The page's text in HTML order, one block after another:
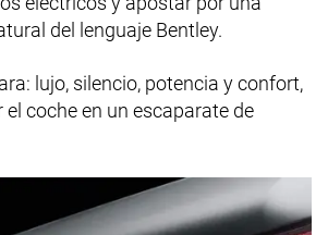
del lenguaje Bentley.
lujo, silencio, potencia y confort,
coche en un escaparate de